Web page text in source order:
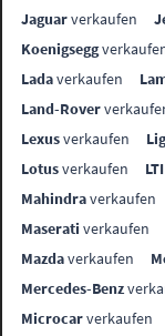
Jaguarverkaufen
Koenigsegg
Ladaverkaufen
Land-Rover
Lexusverkaufen
Lotusverkaufen LTI
Mahindraverkaufen
Maserati verkaufen
Mazdaverkaufen
Mercedes-Benz
Microcarverkaufen